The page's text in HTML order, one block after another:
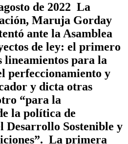
de 2022 La
Maruja Gorday
ante la Asamblea
de ley: el primero
lineamientos para la
perfeccionamiento y
y dicta otras
“para la
la política de
Desarrollo Sostenible y
La primera